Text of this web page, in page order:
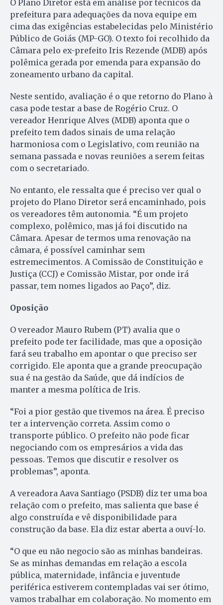
O Plano Diretor está em análise por técnicos da
prefeitura para adequações da nova equipe em
cima das exigências estabelecidas pelo Ministério
Público de Goiás (MP-GO). O texto foi recolhido da
Câmara pelo ex-prefeito Iris Rezende (MDB) após
polêmica gerada por emenda para expansão do
zoneamento urbano da capital.
Neste sentido, avaliação é o que retorno do Plano à
casa pode testar a base de Rogério Cruz. O
vereador Henrique Alves (MDB) aponta que o
prefeito tem dados sinais de uma relação
harmoniosa com o Legislativo, com reunião na
semana passada e novas reuniões a serem feitas
com o secretariado.
No entanto, ele ressalta que é preciso ver qual o
projeto do Plano Diretor será encaminhado, pois
os vereadores têm autonomia. “É um projeto
complexo, polêmico, mas já foi discutido na
Câmara. Apesar de termos uma renovação na
câmara, é possível caminhar sem
estremecimentos. A Comissão de Constituição e
Justiça (CCJ) e Comissão Mistar, por onde irá
passar, tem nomes ligados ao Paço”, diz.
Oposição
O vereador Mauro Rubem (PT) avalia que o
prefeito pode ter facilidade, mas que a oposição
fará seu trabalho em apontar o que preciso ser
corrigido. Ele aponta que a grande preocupação
sua é na gestão da Saúde, que dá indícios de
manter a mesma política de Iris.
“Foi a pior gestão que tivemos na área. É preciso
ter a intervenção correta. Assim como o
transporte público. O prefeito não pode ficar
negociando com os empresários a vida das
pessoas. Temos que discutir e resolver os
problemas”, aponta.
A vereadora Aava Santiago (PSDB) diz ter uma boa
relação com o prefeito, mas salienta que base é
algo construída e vê disponibilidade para
construção da base. Ela diz estar aberta a ouví-lo.
“O que eu não negocio são as minhas bandeiras.
Se as minhas demandas em relação a escola
pública, maternidade, infância e juventude
periférica estiverem contempladas vai ser ótimo,
vamos trabalhar em colaboração. No momento em